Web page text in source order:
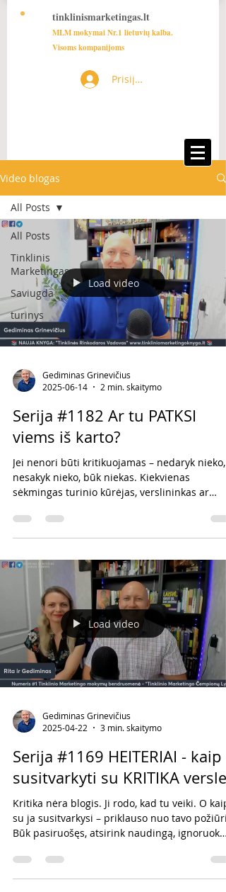
tinklinismarketingas.lt
MLM mokymai Nr.1 lietuvių kalba.
Visoms kompanijoms
Prisijungti
Video blogas
All Posts
Tinklinis
Marketingas
Saviugda
turinys
All Posts
Load video
Gediminas Grinevičius
2025-06-14
2 min. skaitymo
Serija #1182 Ar tu PATKSI
viems iš karto?
Jei nenori būti kritikuojamas – nedaryk nieko,
nesakyk nieko, būk niekas. Kiekvienas
sėkmingas turinio kūrėjas, verslininkas ar
suprato – kritika yra kaina už matomumą.
Load video
Gediminas Grinevičius
2025-04-22
3 min. skaitymo
Serija #1169 HEITERIAI - kaip
susitvarkyti su KRITIKA versle?
Kritika nėra blogis. Ji rodo, kad tu veiki. O kaip
su ja susitvarkysi – priklauso nuo tavo
Būk pasiruošęs, atsirink naudingą, ignoruok
savo darbą. Tu daryk savo.